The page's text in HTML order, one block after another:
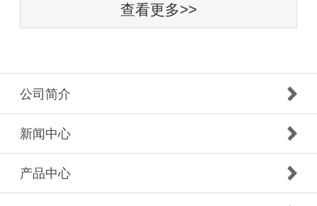
查看更多>>
公司简介
新闻中心
产品中心